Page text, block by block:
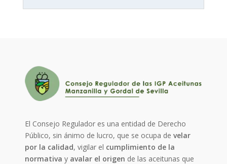
El Consejo Regulador es una entidad de Derecho
Público, sin ánimo de lucro, que se ocupa develar
por la calidad, vigilar el cumplimiento de la
normativa y avalar el origen de las aceitunas que